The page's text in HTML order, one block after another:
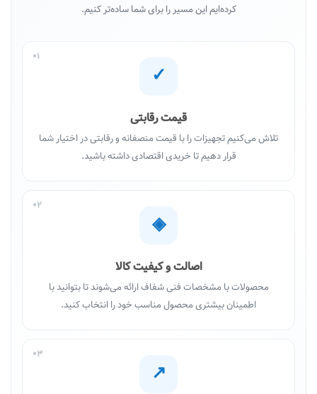
کرده‌ایم این مسیر را برای شما ساده‌تر کنیم.
01
✓
قیمت رقابتی
تلاش می‌کنیم تجهیزات را با قیمت منصفانه و رقابتی در اختیار شما
قرار دهیم تا خریدی اقتصادی داشته باشید.
02
◈
اصالت و کیفیت کالا
محصولات با مشخصات فنی شفاف ارائه می‌شوند تا بتوانید با
اطمینان بیشتری محصول مناسب خود را انتخاب کنید.
03
↗